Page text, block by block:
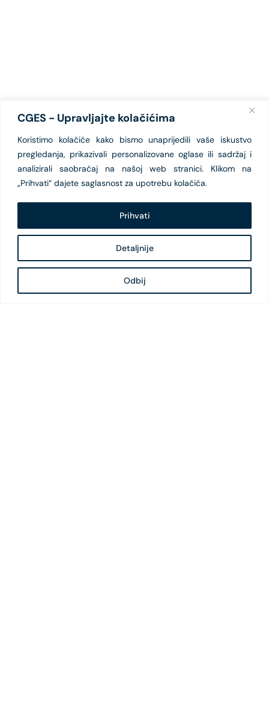
CGES - Upravljajte kolačićima
Koristimo kolačiće kako bismo unaprijedili vaše iskustvo
pregledanja, prikazivali personalizovane oglase ili sadržaj i
analizirali saobraćaj na našoj web stranici. Klikom na
„Prihvati“ dajete saglasnost za upotrebu kolačića.
Detaljnije
Odbij
Prihvati